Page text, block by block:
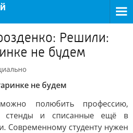
Решили:
не будем
не будем
полюбить профессию,
стенды и списанные ещё в
Современному студенту нужен